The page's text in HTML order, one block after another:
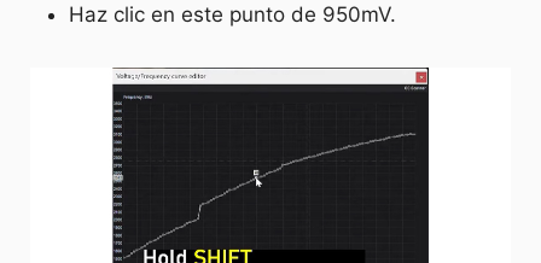
Haz clic en este punto de 950mV.